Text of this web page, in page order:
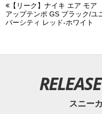
【リーク】ナイキ エア モア
アップテンポ GS ブラック/ユ
バーシティ レッド-ホワイト
スニー